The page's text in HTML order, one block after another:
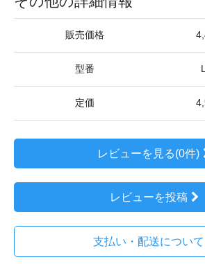
販売価格
型番
定価
レビューを見る(0件)
レビューを投稿
支払い・配送について